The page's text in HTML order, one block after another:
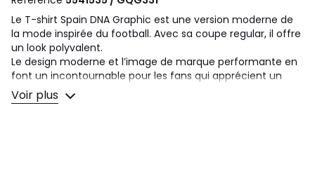
Le T-shirt Spain DNA Graphic est une version moderne de
la mode inspirée du football. Avec sa coupe regular, il offre
un look polyvalent.
Le design moderne et l’image de marque performante en
font un incontournable pour les fans qui apprécient un
confort stylé.
Voir plus